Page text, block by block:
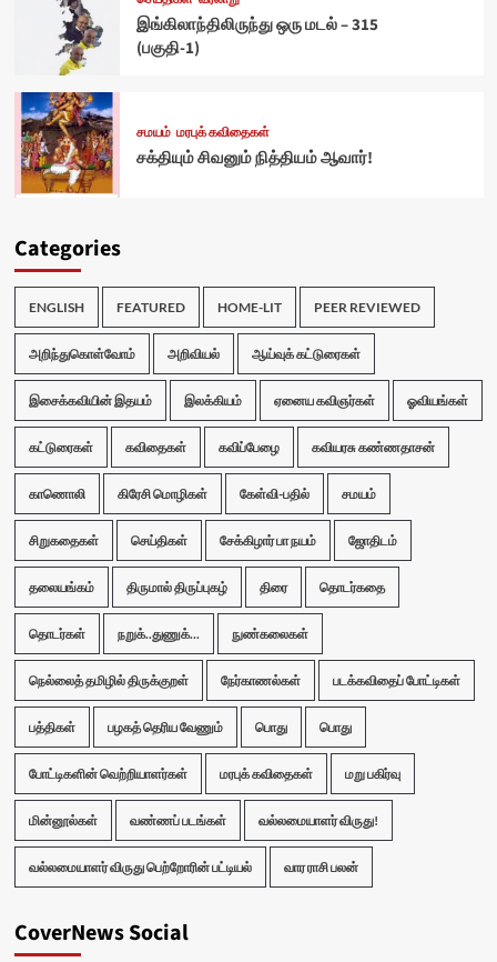
இங்கிலாந்திலிருந்து ஒரு மடல் – 315
(பகுதி-1)
சமயம் மரபுக் கவிதைகள்
சக்தியும் சிவனும் நித்தியம் ஆவார்!
Categories
ENGLISH FEATURED HOME-LIT PEER REVIEWED
அறிந்துகொள்வோம் அறிவியல் ஆய்வுக் கட்டுரைகள்
இசைக்கவியின் இதயம் இலக்கியம் ஏனைய கவிஞர்கள் ஓவியங்கள்
கட்டுரைகள் கவிதைகள் கவிப்பேழை கவியரசு கண்ணதாசன்
காணொலி கிரேசி மொழிகள் கேள்வி-பதில் சமயம்
சிறுகதைகள் செய்திகள் சேக்கிழார் பா நயம் ஜோதிடம்
தலையங்கம் திருமால் திருப்புகழ் திரை தொடர்கதை
தொடர்கள் நறுக்..துணுக்... நுண்கலைகள்
நெல்லைத் தமிழில் திருக்குறள் நேர்காணல்கள் படக்கவிதைப் போட்டிகள்
பத்திகள் பழகத் தெரிய வேணும் பொது பொது
போட்டிகளின் வெற்றியாளர்கள் மரபுக் கவிதைகள் மறு பகிர்வு
மின்னூல்கள் வண்ணப் படங்கள் வல்லமையாளர் விருது!
வல்லமையாளர் விருது பெற்றோரின் பட்டியல் வார ராசி பலன்
CoverNews Social